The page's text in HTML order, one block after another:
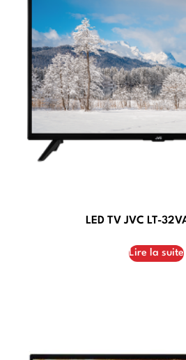
LED TV JVC LT-
Lire la suite